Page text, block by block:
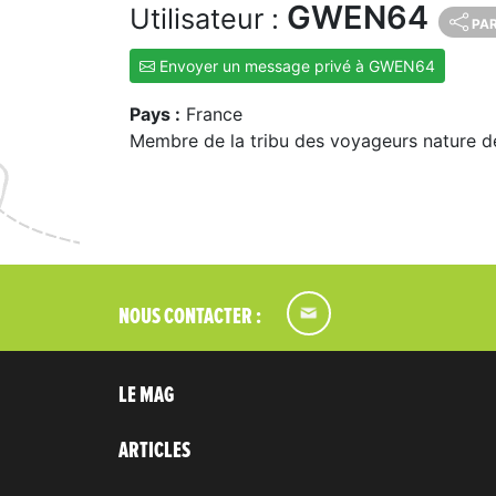
Utilisateur : GWEN64
Envoyer un message privé à GWEN64
Pays : France
Membre de la tribu des voyageurs nature
NOUS CONTACTER :
LE MAG
ARTICLES